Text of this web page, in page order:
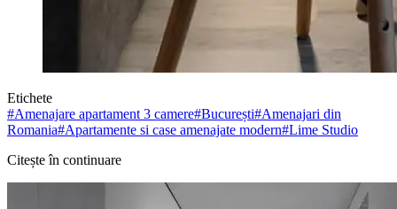
Etichete
#Amenajare apartament 3 camere#București#Amenajari din
Romania#Apartamente si case amenajate modern#Lime Studio
Citește în continuare